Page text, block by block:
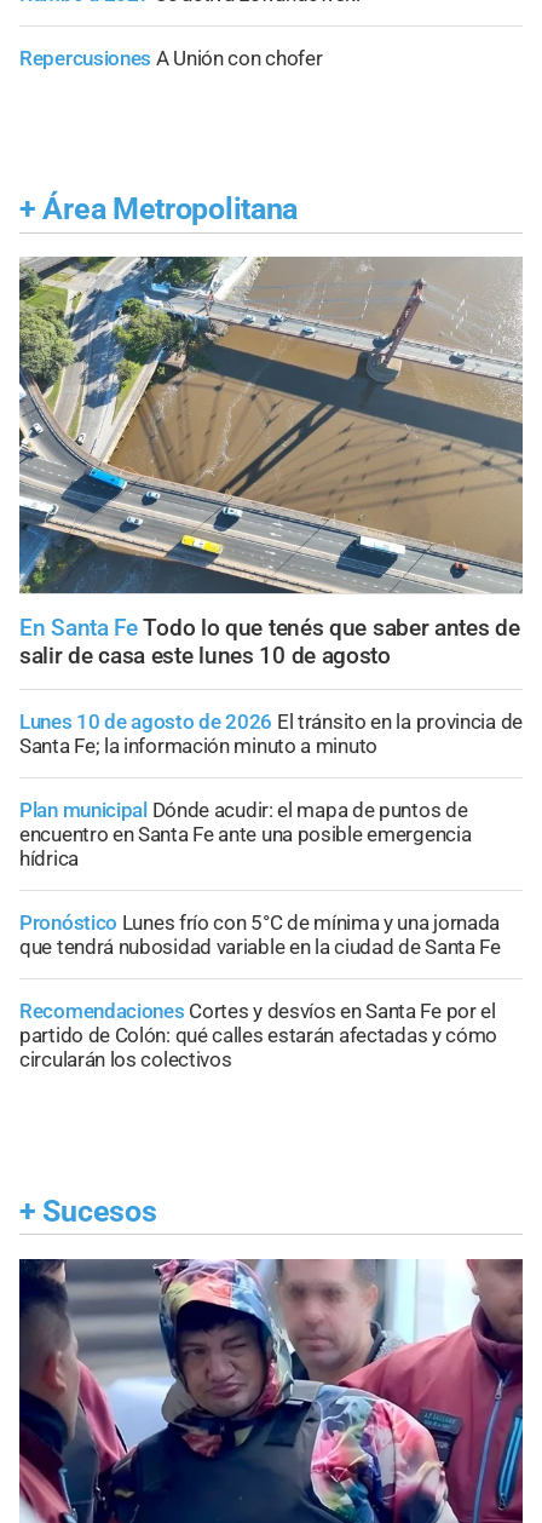
Repercusiones A Unión con chofer
+ Área Metropolitana
En Santa FeTodo lo que tenés que saber antes de
salir de casa este lunes 10 de agosto
Lunes 10 de agosto de 2026 El tránsito en la provincia de
Santa Fe; la información minuto a minuto
Plan municipal Dónde acudir: el mapa de puntos de
encuentro en Santa Fe ante una posible emergencia
hídrica
Pronóstico Lunes frío con 5°C de mínima y una jornada
que tendrá nubosidad variable en la ciudad de Santa Fe
Recomendaciones Cortes y desvíos en Santa Fe por el
partido de Colón: qué calles estarán afectadas y cómo
circularán los colectivos
+ Sucesos